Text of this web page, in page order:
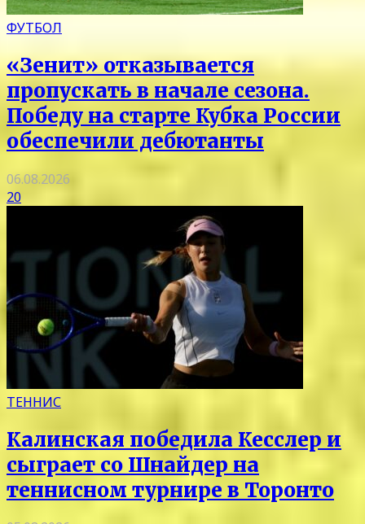
ФУТБОЛ
«Зенит» отказывается
пропускать в начале сезона.
Победу на старте Кубка России
обеспечили дебютанты
06.08.2026
20
ТЕННИС
Калинская победила Кесслер и
сыграет со Шнайдер на
теннисном турнире в Торонто